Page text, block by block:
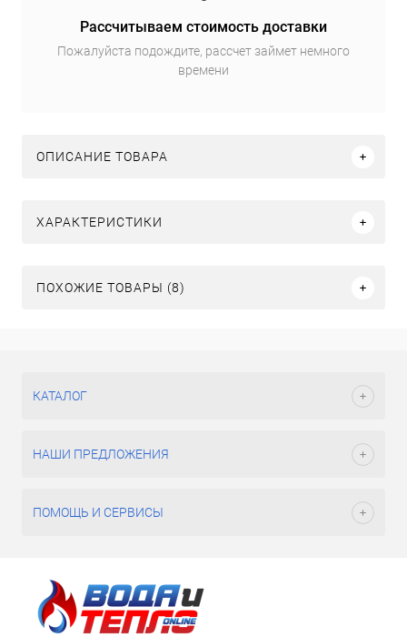
Рассчитываем стоимость доставки
Пожалуйста подождите, рассчет займет немного
времени
ОПИСАНИЕ ТОВАРА
ХАРАКТЕРИСТИКИ
ПОХОЖИЕ ТОВАРЫ (8)
КАТАЛОГ
НАШИ ПРЕДЛОЖЕНИЯ
ПОМОЩЬ И СЕРВИСЫ